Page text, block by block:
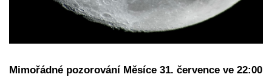
Mimořádné pozorování Měsíce 31. července ve 22:00